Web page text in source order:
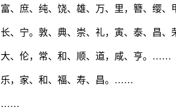
、庶、纯、饶、雄、万、里，簪、缨
、宁。敦、典、崇、礼，寅、泰、昌
、伦，常、和、顺、道，咸、亨。……
，家、和、福、寿、昌。……
……